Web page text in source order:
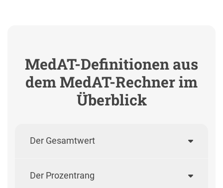
MedAT-Definitionen aus
dem MedAT-Rechner im
Überblick
Der Gesamtwert
Der Prozentrang